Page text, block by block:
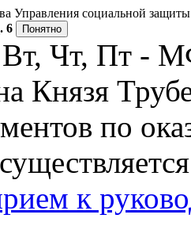
Управления социальной
6
Понятно
Чт, Пт -
Князя
по
к